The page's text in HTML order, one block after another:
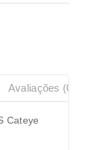
Avaliações (0)
Cateye